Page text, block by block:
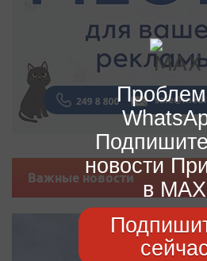
Важные новости
новости
в